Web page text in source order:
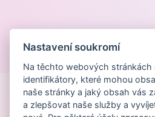
Nastavení soukromí
Na těchto webových
identifikátory, které mohou
naše stránky a jaký obsah vás
a zlepšovat naše služby a